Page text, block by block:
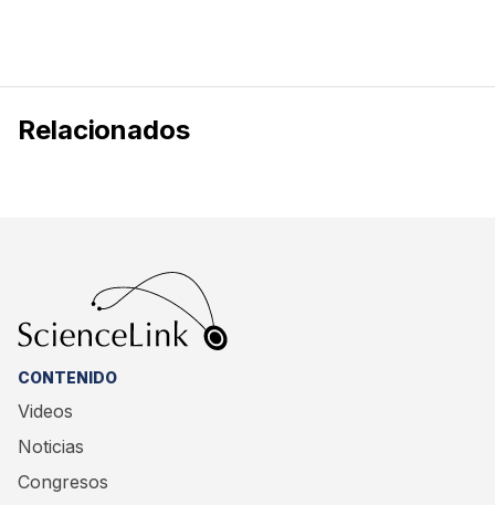
Relacionados
CONTENIDO
Videos
Noticias
Congresos